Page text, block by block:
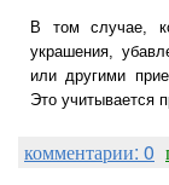
В том случае,
украшения,
или другими
Это учитывается
комментарии: 0